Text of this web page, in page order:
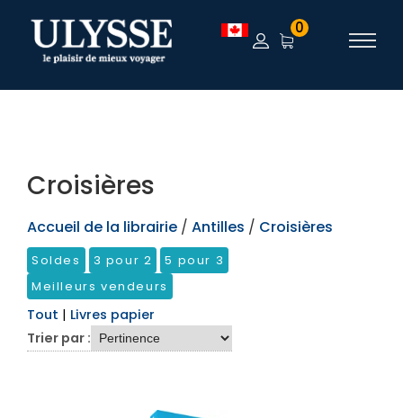
TEST 0
Croisières
Accueil de la librairie / Antilles / Croisières
Soldes 3 pour 2
5 pour 3
Meilleurs vendeurs
Tout | Livres papier
Trier par :